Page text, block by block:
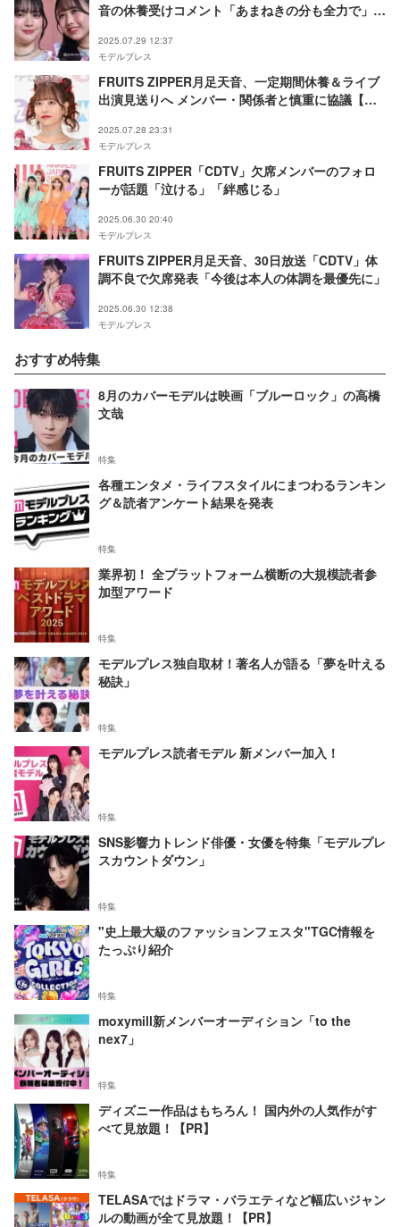
音の休養受けコメント「あまねきの分も全力で」
2025.07.29 12:37
モデルプレス
FRUITS ZIPPER月足天音、一定期間休養＆ライブ
出演見送りへ メンバー・関係者と慎重に協議【全
2025.07.28 23:31
モデルプレス
FRUITS ZIPPER「CDTV」欠席メンバーのフォロ
ーが話題「泣ける」「絆感じる」
2025.06.30 20:40
モデルプレス
FRUITS ZIPPER月足天音、30日放送「CDTV」体
調不良で欠席発表「今後は本人の体調を最優先に」
2025.06.30 12:38
モデルプレス
おすすめ特集
8月のカバーモデルは映画「ブルーロック」の高橋
文哉
特集
各種エンタメ・ライフスタイルにまつわるランキン
グ＆読者アンケート結果を発表
特集
業界初！ 全プラットフォーム横断の大規模読者参
加型アワード
特集
モデルプレス独自取材！著名人が語る「夢を叶える
秘訣」
特集
モデルプレス読者モデル 新メンバー加入！
特集
SNS影響力トレンド俳優・女優を特集「モデルプレ
スカウントダウン」
特集
"史上最大級のファッションフェスタ"TGC情報を
たっぷり紹介
特集
moxymill新メンバーオーディション「to the
nex7」
特集
ディズニー作品はもちろん！ 国内外の人気作がす
べて見放題！【PR】
特集
TELASAではドラマ・バラエティなど幅広いジャン
ルの動画が全て見放題！【PR】